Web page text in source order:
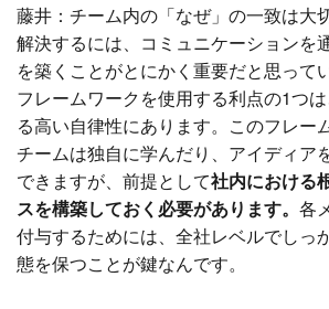
藤井：チーム内の「なぜ」の一致は大
解決するには、コミュニケーションを
を築くことがとにかく重要だと思って
フレームワークを使用する利点の1つ
る高い自律性にあります。このフレー
チームは独自に学んだり、アイディア
できますが、前提として社内における
スを構築しておく必要があります。 各
付与するためには、全社レベルでしっ
態を保つことが鍵なんです。